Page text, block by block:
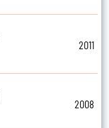
2011
2008